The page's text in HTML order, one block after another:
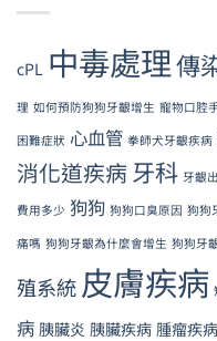
cPL 中毒處理傳
理 如何預防狗狗牙齦增生 寵物口腔
困難症狀 心血管 拳師犬牙齦疾病
消化道疾病 牙科 牙齦
費用多少 狗狗 狗狗口臭原因 狗狗
痛嗎 狗狗牙齦為什麼會增生 狗狗牙
殖系統 皮膚疾病
病 胰臟炎 胰臟疾病 腫瘤疾病